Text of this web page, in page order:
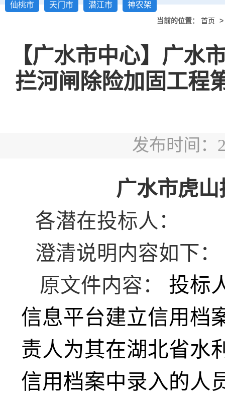
仙桃市
天门市 潜江市 神农架
当前的位置： 首页 >
【广水市中心】广水
拦河闸除险加固工程
发布时间：
广水市虎
各潜在投标人：
澄清说明内容如下：
原文件内容：
投标
信息平台建立信用档
责人为其在湖北省水
信用档案中录入的人